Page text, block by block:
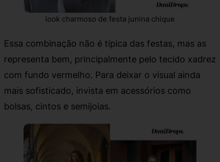
look charmoso de festa junina chique
Essa combinação não é típica das festas, mas as
representa bem, principalmente pelo tecido xadrez
com fundo vermelho. Para deixar o visual ainda
mais sofisticado, invista em acessórios como
bolsas, cintos e semijoias.